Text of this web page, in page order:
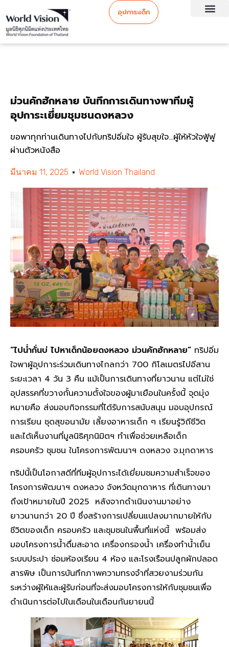
อุปการะเด็ก
ม่วนคักฮักหลาย บันทึกการเดินทางพาทีมผู้
อุปการะเยี่ยมชุมชนดงหลวง
ขอพาทุกท่านเดินทางไปกับทริปอิ่มใจ ผู้รับสุขใจ...ผู้ให้หัวใจฟู้ฟู
ผ่านตัวหนังสือ
มีนาคม 11, 2025 World Vision Thailand
“ไปน่ำกั่นบ่ ไปหาเด็กน้อยดงหลวง ม่วนคักฮักหลาย” ทริปอิ่ม
ใจพาผู้อุปการะร่วมเดินทางไกลกว่า 700 กิโลเมตรไปอีสาน
ระยะเวลา 4 วัน 3 คืน แม้เป็นการเดินทางที่ยาวนาน แต่ไม่ใช่
อุปสรรคที่ขวางกั้นความตั้งใจของผู้มาเยือนในครั้งนี้ จุดมุ่ง
หมายคือ ส่งมอบกิจกรรมที่ได้รับการสนับสนุน มอบอุปกรณ์
การเรียน ชุดสุขอนามัย เลี้ยงอาหารเด็ก ๆ เรียนรู้วิถีชีวิต
และได้เห็นงานที่มูลนิธิศุภนิมิตฯ ทำเพื่อช่วยเหลือเด็ก
ครอบครัว ชุมชน ในโครงการพัฒนาฯ ดงหลวง จ.มุกดาหาร
ทริปนี้เป็นโอกาสดีที่ทีมผู้อุปการะได้เยี่ยมชมความสำเร็จของ
โครงการพัฒนาฯ ดงหลวง จังหวัดมุกดาหาร ที่เดินทางมา
ถึงเป้าหมายในปี 2025 หลังจากดำเนินงานมาอย่าง
ยาวนานกว่า 20 ปี ซึ่งสร้างการเปลี่ยนแปลงมากมายให้กับ
ชีวิตของเด็ก ครอบครัว และชุมชนในพื้นที่แห่งนี้ พร้อมส่ง
มอบโครงการน้ำดื่มสะอาด เครื่องกรองน้ำ เครื่องทำน้ำเย็น
ระบบประปา ซ่อมห้องเรียน 4 ห้อง และโรงเรือนปลูกผักปลอด
สารพิษ เป็นการบันทึกภาพความทรงจำที่สวยงามร่วมกัน
ระหว่างผู้ให้และผู้รับก่อนที่จะส่งมอบโครงการให้กับชุมชนเพื่อ
ดำเนินการต่อไปในเดือนในเดือนกันยายนนี้